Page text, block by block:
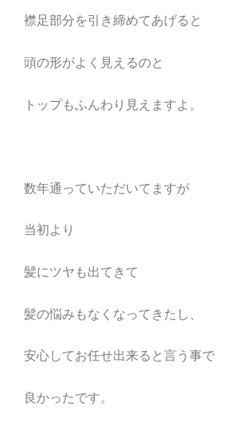
襟足部分を引き締めてあげると
頭の形がよく見えるのと
トップもふんわり見えますよ。
数年通っていただいてますが
当初より
髪にツヤも出てきて
髪の悩みもなくなってきたし、
安心してお任せ出来ると言う事で
良かったです。